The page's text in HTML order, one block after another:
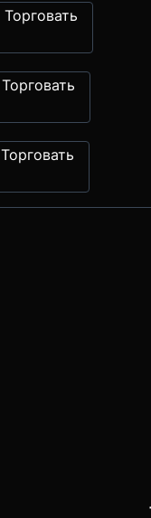
Торговать
Торговать
Торговать